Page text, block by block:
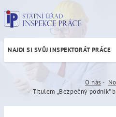
Titulem
NAJDI SI SVŮJ INSPEKTORÁT PRÁCE
O nás
Titulem „Bezpečný podnik"